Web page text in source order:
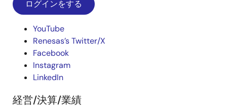
ログインをする
YouTube
Renesas’s Twitter/X
Facebook
Instagram
LinkedIn
経営/決算/業績